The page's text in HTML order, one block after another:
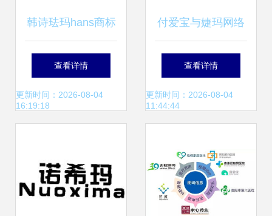
韩诗珐玛hans商标
注册第3类日化用
品类信息查询及状
查看详情
更新时间：2026-08-04
16:19:18
付爱宝与婕玛网络
解析与反思
查看详情
更新时间：2026-08-04
11:44:44